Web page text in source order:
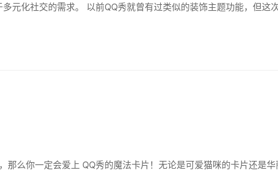
元化社交的需求。 以前QQ秀就曾有过类似的装饰主题功能，但这
么你一定会爱上 QQ秀的魔法卡片！无论是可爱猫咪的卡片还是华